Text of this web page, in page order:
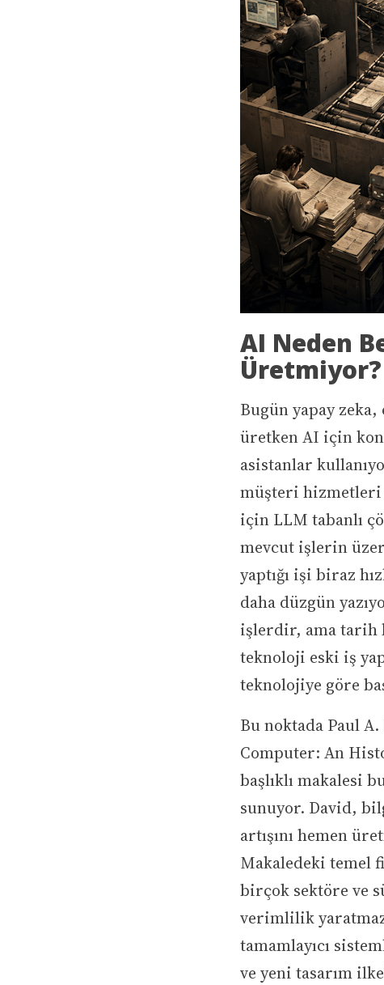
AI Neden
Üretmiyor?
Bugün yapay
üretken AI için
asistanlar
müşteri hizmetleri
için LLM tabanlı
mevcut işlerin
yaptığı işi biraz
daha düzgün
işlerdir, ama tarih
teknoloji eski iş
teknolojiye göre
Bu noktada Paul A.
Computer: An
başlıklı makalesi
sunuyor. David,
artışını hemen
Makaledeki temel
birçok sektöre ve
verimlilik
tamamlayıcı
ve yeni tasarım